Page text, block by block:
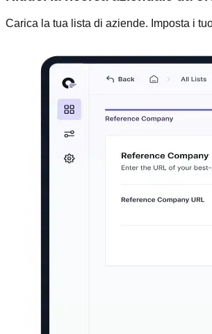
Carica la tua lista di aziende. Imposta i